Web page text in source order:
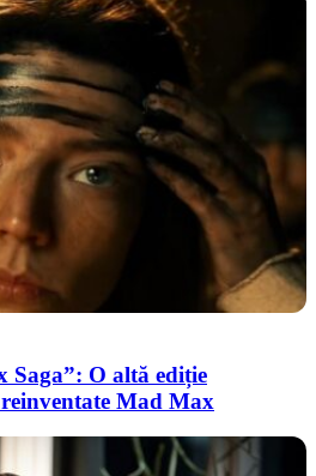
Saga”: O altă ediție
reinventate Mad Max